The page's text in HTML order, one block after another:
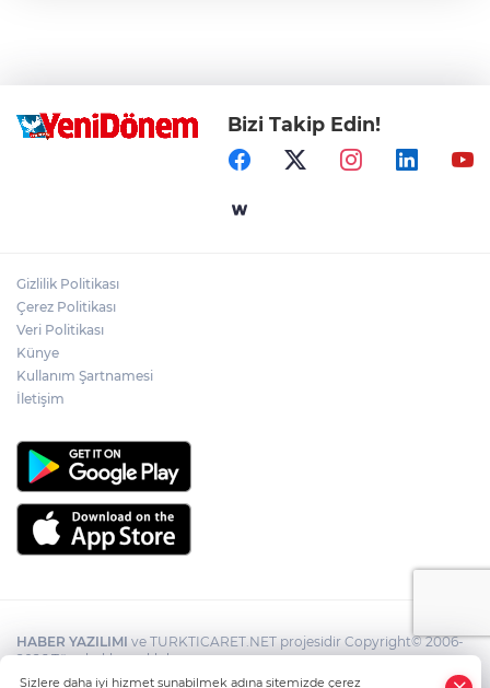
Bizi Takip Edin!
Gizlilik Politikası
Çerez Politikası
Veri Politikası
Künye
Kullanım Şartnamesi
İletişim
HABER YAZILIMI ve TURKTICARET.NET projesidir Copyright© 2006-
2026 Tüm hakları saklıdır.
Sizlere daha iyi hizmet sunabilmek adına sitemizde çerez